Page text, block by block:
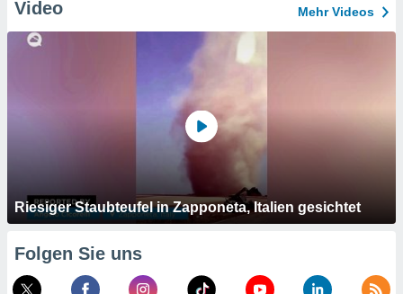
Video Mehr Videos
Riesiger Staubteufel in Zapponeta, Italien gesichtet
Folgen Sie uns